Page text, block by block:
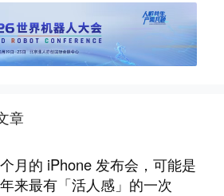
章
月的 iPhone 发布会，可能是
来最有「活人感」的一次